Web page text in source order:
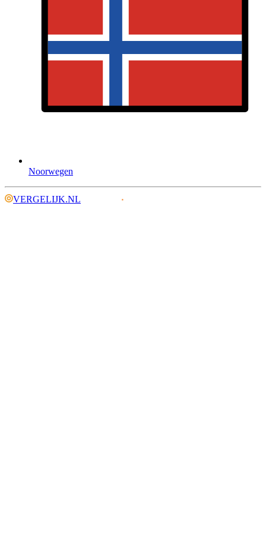
Noorwegen
VERGELIJK.NL